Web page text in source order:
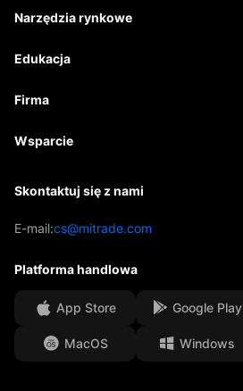
Towary
Platforma handlowa
Specyfikacje umowy
Narzędzia rynkowe
Dane rynkowe
Kalendarz ekonomiczny
Edukacja
Podstawy
Academy
Firma
O firmie Mitrade
Wsparcie
Skontaktuj się z nami
E-mail:cs@mitrade.com
Platforma handlowa
App Store Google Play
MacOS Windows